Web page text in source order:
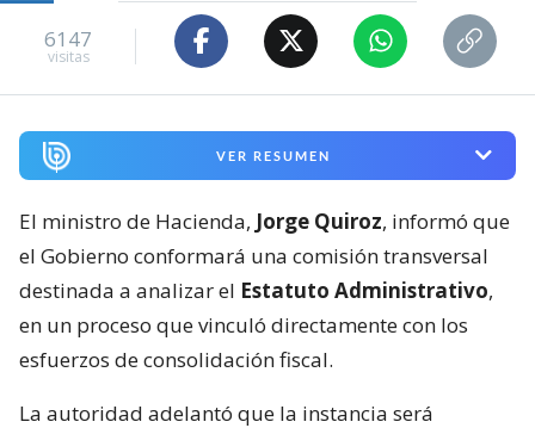
6147
visitas
VER RESUMEN
El ministro de Hacienda, Jorge Quiroz, informó que
el Gobierno conformará una comisión transversal
destinada a analizar el Estatuto Administrativo,
en un proceso que vinculó directamente con los
esfuerzos de consolidación fiscal.
La autoridad adelantó que la instancia será